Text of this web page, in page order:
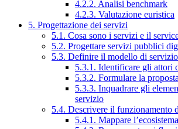
4.2.2. Analisi benchmark
4.2.3. Valutazione euristica
5. Progettazione dei servizi
5.1. Cosa sono i servizi e il
5.2. Progettare servizi pubblici
5.3. Definire il modello di servizio
5.3.1. Identificare gli attori
5.3.2. Formulare la
5.3.3. Inquadrare gli
servizio
5.4. Descrivere il funzionamento
5.4.1. Mappare l’ecosistema